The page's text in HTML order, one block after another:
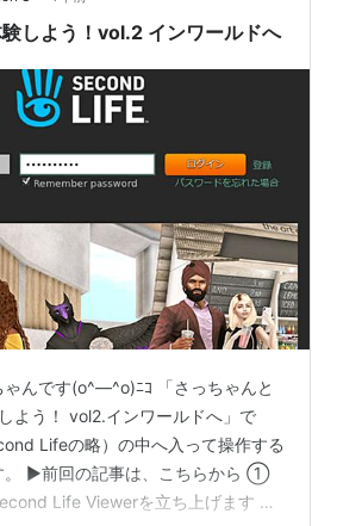
しよう！vol.2 インワールドへ
ゃんです(o^―^o)ﾆｺ 「さっちゃんと
よう！ vol2.インワールドへ」で
Lifeの略）の中へ入って操作する
。 ▶前回の記事は、こちらから ①
Life Viewerを立ち上げます ち